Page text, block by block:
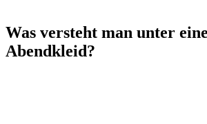
Was versteht man unter
Abendkleid?